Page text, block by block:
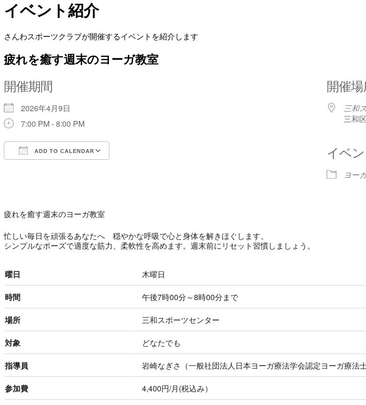
イベント紹介
さんわスポーツクラブが開催するイベントを紹介します
疲れを癒す週末のヨーガ教室
開催期間
2026年4月9日
7:00 PM - 8:00 PM
ADD TO CALENDAR
開催
三和
三和
イベ
ヨー
疲れを癒す週末のヨーガ教室
忙しい毎日を頑張るあなたへ 穏やかな呼吸で心と身体を解きほぐします。
シンプルなポーズで適度な筋力、柔軟性を高めます。週末前にリセット習慣しましょう。
曜日 木曜日
時間 午後7時00分～8時00分まで
場所 三和スポーツセンター
対象 どなたでも
指導員 岩崎なぎさ（一般社団法人日本ヨーガ療法学会認定ヨーガ療法
参加費 4,400円/月(税込み）